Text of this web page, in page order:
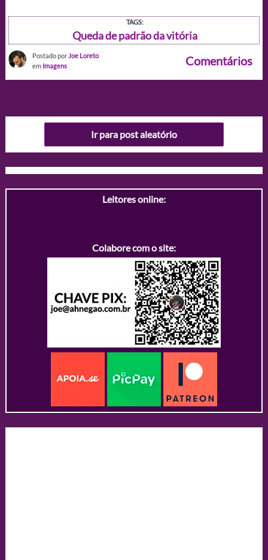
TAGS:
Queda de padrão da vitória
Postado por Joe Loreto
em Imagens Comentários
Ir para post aleatório
Leitores online:
Colabore com o site: